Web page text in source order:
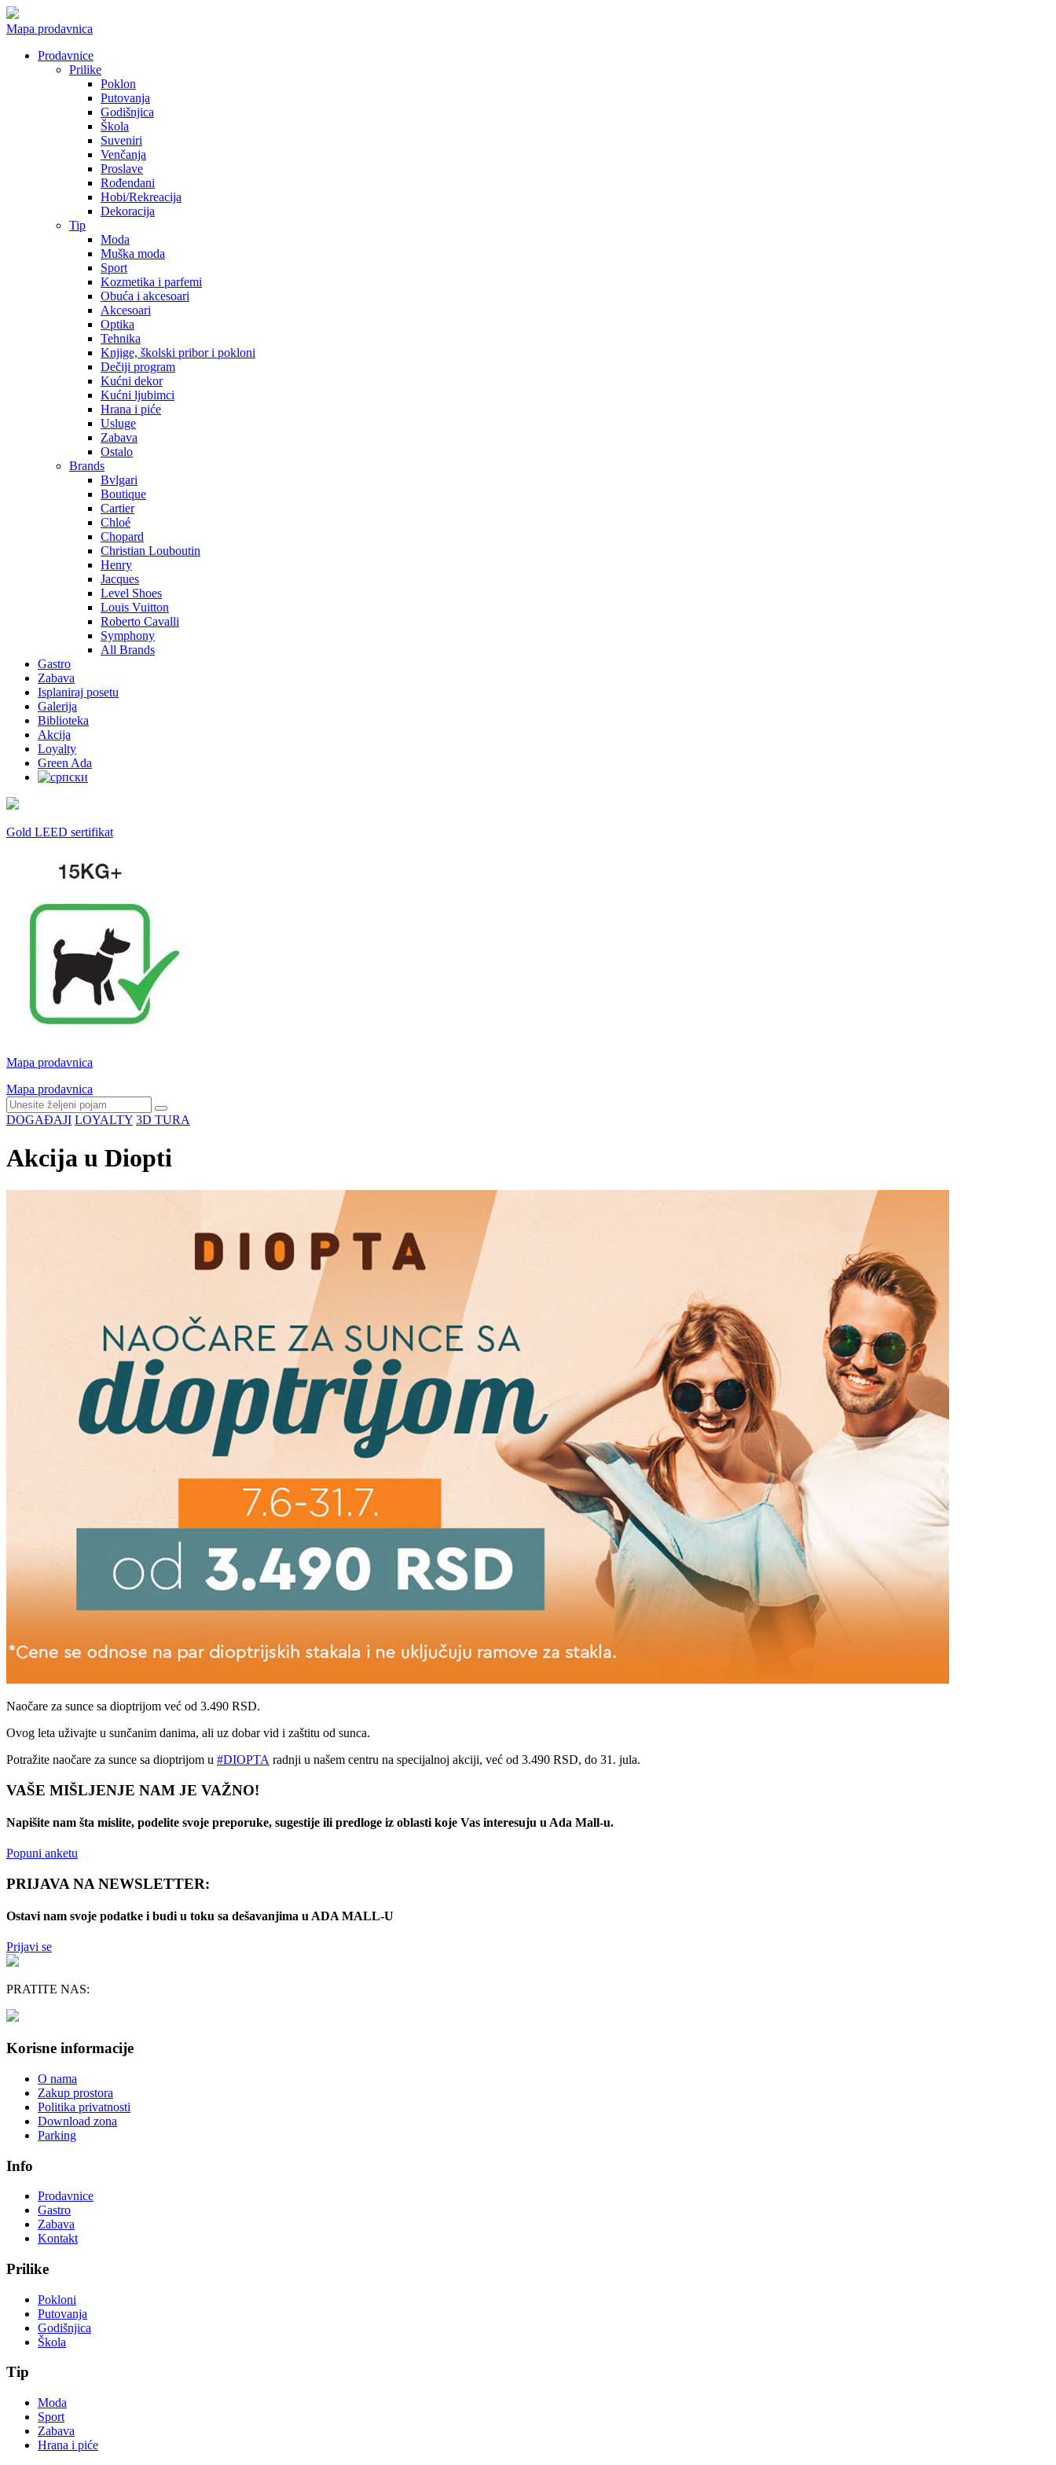
Mapa prodavnica
Prodavnice
Prilike
Poklon
Putovanja
Godišnjica
Škola
Suveniri
Venčanja
Proslave
Rođendani
Hobi/Rekreacija
Dekoracija
Tip
Moda
Muška moda
Sport
Kozmetika i parfemi
Obuća i akcesoari
Akcesoari
Optika
Tehnika
Knjige, školski pribor i pokloni
Dečiji program
Kućni dekor
Kućni ljubimci
Hrana i piće
Usluge
Zabava
Ostalo
Brands
Bvlgari
Boutique
Cartier
Chloé
Chopard
Christian Louboutin
Henry
Jacques
Level Shoes
Louis Vuitton
Roberto Cavalli
Symphony
All Brands
Gastro
Zabava
Isplaniraj posetu
Galerija
Biblioteka
Akcija
Loyalty
Green Ada
Gold LEED sertifikat
Mapa prodavnica
Mapa prodavnica
DOGAĐAJI LOYALTY 3D TURA
Akcija u Diopti
Naočare za sunce sa dioptrijom već od 3.490 RSD.
Ovog leta uživajte u sunčanim danima, ali uz dobar vid i zaštitu od sunca.
Potražite naočare za sunce sa dioptrijom u #DIOPTA radnji u našem centru na specijalnoj akciji, već od 3.490 RSD, do 31. jula.
VAŠE MIŠLJENJE NAM JE VAŽNO!
Napišite nam šta mislite, podelite svoje preporuke, sugestije ili predloge iz oblasti koje Vas interesuju u Ada Mall-u.
Popuni anketu
PRIJAVA NA NEWSLETTER:
Ostavi nam svoje podatke i budi u toku sa dešavanjima u ADA MALL-U
Prijavi se
PRATITE NAS:
Korisne informacije
O nama
Zakup prostora
Politika privatnosti
Download zona
Parking
Info
Prodavnice
Gastro
Zabava
Kontakt
Prilike
Pokloni
Putovanja
Godišnjica
Škola
Tip
Moda
Sport
Zabava
Hrana i piće